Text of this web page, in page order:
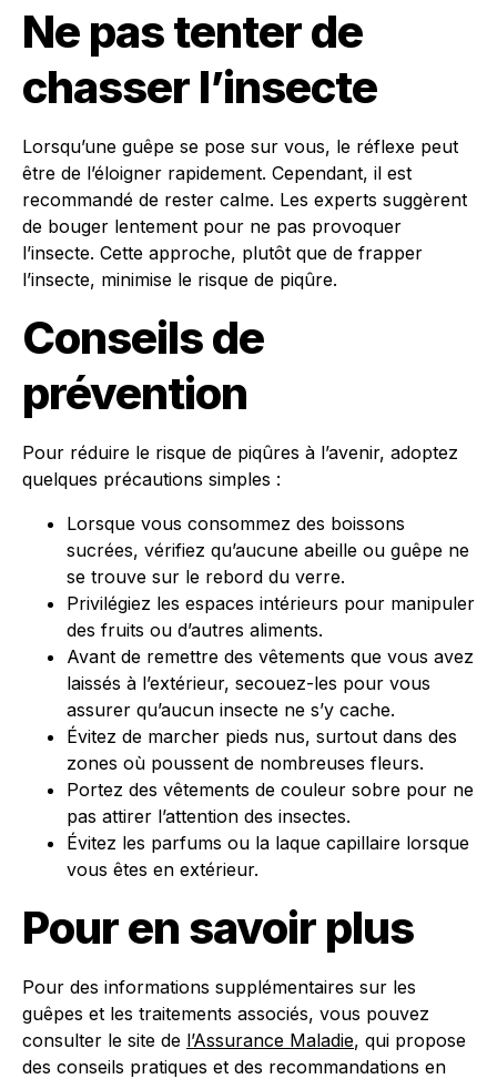
Ne pas tenter de
chasser l’insecte
Lorsqu’une guêpe se pose sur vous, le réflexe peut
être de l’éloigner rapidement. Cependant, il est
recommandé de rester calme. Les experts suggèrent
de bouger lentement pour ne pas provoquer
l’insecte. Cette approche, plutôt que de frapper
l’insecte, minimise le risque de piqûre.
Conseils de
prévention
Pour réduire le risque de piqûres à l’avenir, adoptez
quelques précautions simples :
Lorsque vous consommez des boissons
sucrées, vérifiez qu’aucune abeille ou guêpe ne
se trouve sur le rebord du verre.
Privilégiez les espaces intérieurs pour manipuler
des fruits ou d’autres aliments.
Avant de remettre des vêtements que vous avez
laissés à l’extérieur, secouez-les pour vous
assurer qu’aucun insecte ne s’y cache.
Évitez de marcher pieds nus, surtout dans des
zones où poussent de nombreuses fleurs.
Portez des vêtements de couleur sobre pour ne
pas attirer l’attention des insectes.
Évitez les parfums ou la laque capillaire lorsque
vous êtes en extérieur.
Pour en savoir plus
Pour des informations supplémentaires sur les
guêpes et les traitements associés, vous pouvez
consulter le site de l’Assurance Maladie, qui propose
des conseils pratiques et des recommandations en